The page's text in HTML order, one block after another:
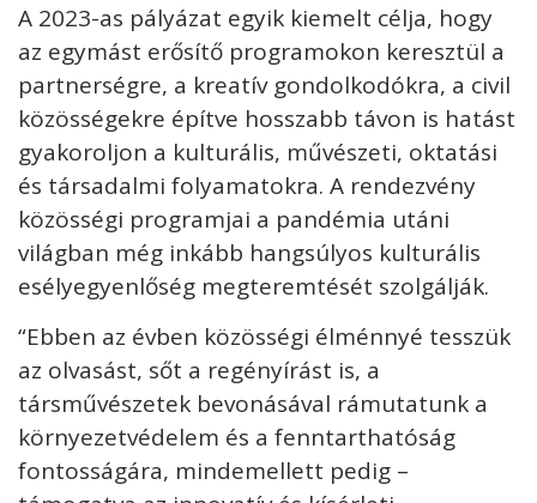
A 2023-as pályázat egyik kiemelt célja, hogy
az egymást erősítő programokon keresztül a
partnerségre, a kreatív gondolkodókra, a civil
közösségekre építve hosszabb távon is hatást
gyakoroljon a kulturális, művészeti, oktatási
és társadalmi folyamatokra. A rendezvény
közösségi programjai a pandémia utáni
világban még inkább hangsúlyos kulturális
esélyegyenlőség megteremtését szolgálják.
“Ebben az évben közösségi élménnyé tesszük
az olvasást, sőt a regényírást is, a
társművészetek bevonásával rámutatunk a
környezetvédelem és a fenntarthatóság
fontosságára, mindemellett pedig –